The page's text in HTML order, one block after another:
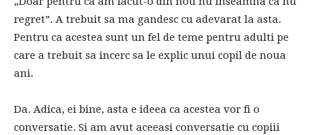
regret”. A trebuit sa ma gandesc cu adevarat la asta.
Pentru ca acestea sunt un fel de teme pentru adulti pe
care a trebuit sa incerc sa le explic unui copil de noua
ani.
Da. Adica, ei bine, asta e ideea ca acestea vor fi o
conversatie. Si am avut aceeasi conversatie cu copiii